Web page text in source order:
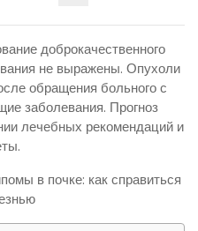
доброкачественного
не выражены. Опухоли
обращения больного с
заболевания. Прогноз
лечебных рекомендаций и